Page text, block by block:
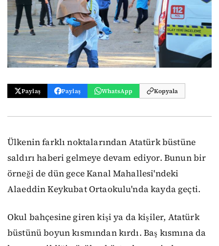
Paylaş Paylaş WhatsApp Kopyala
Ülkenin farklı noktalarından Atatürk büstüne
saldırı haberi gelmeye devam ediyor. Bunun bir
örneği de dün gece Kanal Mahallesi'ndeki
Alaeddin Keykubat Ortaokulu'nda kayda geçti.
Okul bahçesine giren kişi ya da kişiler, Atatürk
büstünü boyun kısmından kırdı. Baş kısmına da